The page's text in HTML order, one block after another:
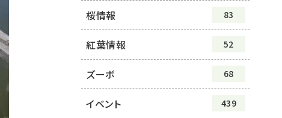
桜情報 83
紅葉情報 52
ズーボ 68
イベント 439